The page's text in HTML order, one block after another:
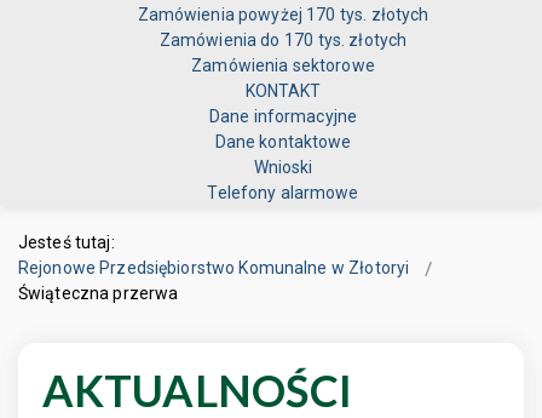
Zamówienia powyżej 170 tys. złotych
Zamówienia do 170 tys. złotych
Zamówienia sektorowe
KONTAKT
Dane informacyjne
Dane kontaktowe
Wnioski
Telefony alarmowe
Jesteś tutaj:
Rejonowe Przedsiębiorstwo Komunalne w Złotoryi
Świąteczna przerwa
AKTUALNOŚCI